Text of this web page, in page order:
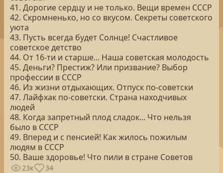
41. Дорогие сердцу и не только. Вещи времен СССР
42. Скромненько, но со вкусом. Секреты советского
уюта
43. Пусть всегда будет Солнце! Счастливое
советское детство
44. От 16-ти и старше... Наша советская молодость
45. Деньги? Престиж? Или призвание? Выбор
профессии в СССР
46. Из жизни отдыхающих. Отпуск по-советски
47. Лайфхак по-советски. Страна находчивых
людей
48. Когда запретный плод сладок... Что нельзя
было в СССР
49. Вперед и с пенсией! Как жилось пожилым
людям в СССР
50. Ваше здоровье! Что пили в стране Советов
23к 34